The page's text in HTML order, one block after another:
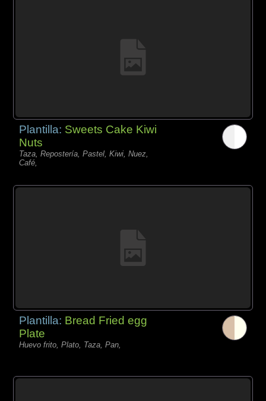
Plantilla: Sweets Cake Kiwi
Nuts
Taza, Repostería, Pastel, Kiwi, Nuez,
Café,
Plantilla: Bread Fried egg
Plate
Huevo frito, Plato, Taza, Pan,